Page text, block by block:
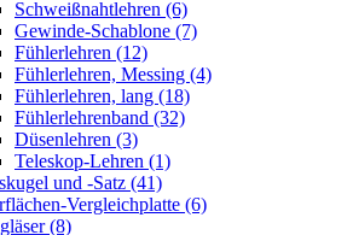
Schweißnahtlehren (6)
Gewinde-Schablone (7)
Fühlerlehren (12)
Fühlerlehren, Messing (4)
Fühlerlehren, lang (18)
Fühlerlehrenband (32)
Düsenlehren (3)
Teleskop-Lehren (1)
und -Satz (41)
Vergleichplatte (6)
(8)